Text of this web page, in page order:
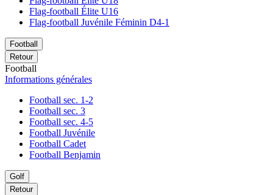
Flag-football Élite U16
Flag-football Juvénile Féminin D4-1
Football
Retour
Football
Informations générales
Football sec. 1-2
Football sec. 3
Football sec. 4-5
Football Juvénile
Football Cadet
Football Benjamin
Golf
Retour